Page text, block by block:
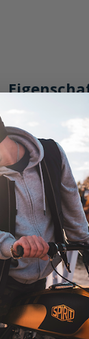
-
Mit
selbst bei
ideal für lange
an Schultern
optimale
und